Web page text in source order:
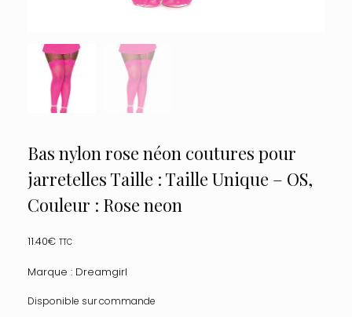
Bas nylon rose néon coutures pour
jarretelles Taille : Taille Unique – OS,
Couleur : Rose neon
11.40€ TTC
Marque : Dreamgirl
Disponible sur commande